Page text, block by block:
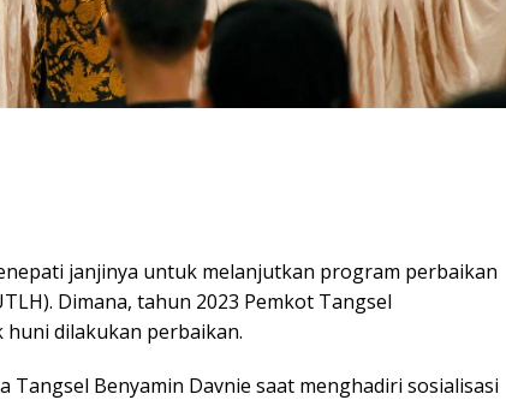
janjinya untuk melanjutkan program perbaikan
Dimana, tahun 2023 Pemkot Tangsel
dilakukan perbaikan.
Tangsel Benyamin Davnie saat menghadiri sosialisasi